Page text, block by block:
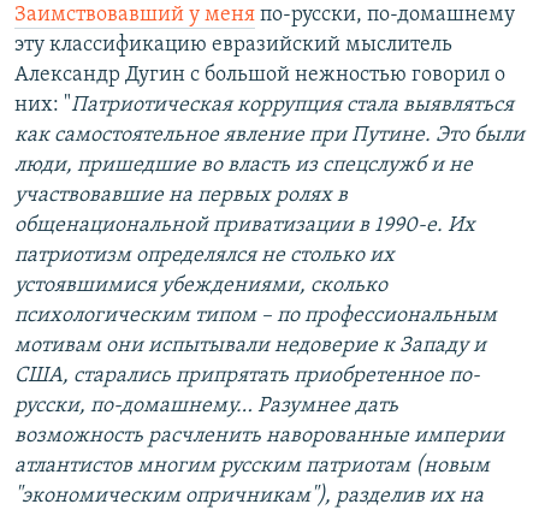
Заимствовавший у меня по-русски, по-домашнему
эту классификацию евразийский мыслитель
Александр Дугин с большой нежностью говорил о
них: "Патриотическая коррупция стала выявляться
как самостоятельное явление при Путине. Это были
люди, пришедшие во власть из спецслужб и не
участвовавшие на первых ролях в
общенациональной приватизации в 1990-е. Их
патриотизм определялся не столько их
устоявшимися убеждениями, сколько
психологическим типом – по профессиональным
мотивам они испытывали недоверие к Западу и
США, старались припрятать приобретенное по-
русски, по-домашнему… Разумнее дать
возможность расчленить наворованные империи
атлантистов многим русским патриотам (новым
"экономическим опричникам"), разделив их на